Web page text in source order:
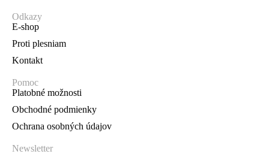
Odkazy
E-shop
Proti plesniam
Kontakt
Pomoc
Platobné možnosti
Obchodné podmienky
Ochrana osobných údajov
Newsletter